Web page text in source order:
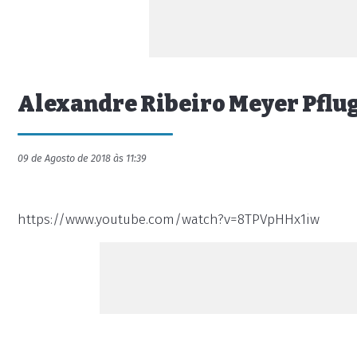
Alexandre Ribeiro Meyer
09 de Agosto de 2018 às 11:39
https://www.youtube.com/watch?v=8TPVpHHx1iw